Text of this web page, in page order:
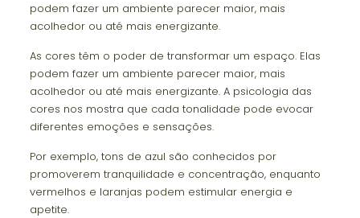
podem fazer um ambiente parecer maior, mais
acolhedor ou até mais energizante.
As cores têm o poder de transformar um espaço. Elas
podem fazer um ambiente parecer maior, mais
acolhedor ou até mais energizante. A psicologia das
cores nos mostra que cada tonalidade pode evocar
diferentes emoções e sensações.
Por exemplo, tons de azul são conhecidos por
promoverem tranquilidade e concentração, enquanto
vermelhos e laranjas podem estimular energia e
apetite.